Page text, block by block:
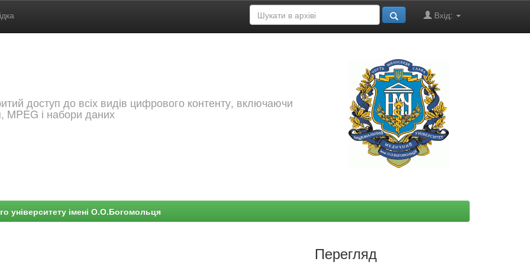
Вхід:
доступ до всіх видів цифрового контенту, включаючи
MPEG і набори даних
університету імені О.О.Богомольця
Перегляд